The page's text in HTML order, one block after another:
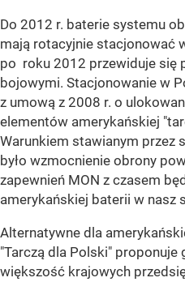
Do 2012 r. baterie systemu
mają rotacyjnie stacjonować
po roku 2012 przewiduje się
bojowymi. Stacjonowanie w
z umową z 2008 r. o
elementów amerykańskiej
Warunkiem stawianym przez
było wzmocnienie obrony
zapewnień MON z czasem
amerykańskiej baterii w nasz
Alternatywne dla
"Tarczą dla Polski" proponuje
większość krajowych